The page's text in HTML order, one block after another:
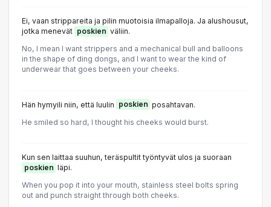
Ei, vaan strippareita ja pilin muotoisia ilmapalloja. Ja alushousut,
jotka menevät poskien väliin.
No, I mean I want strippers and a mechanical bull and balloons
in the shape of ding dongs, and I want to wear the kind of
underwear that goes between your cheeks.
Hän hymyili niin, että luulin poskien posahtavan.
He smiled so hard, I thought his cheeks would burst.
Kun sen laittaa suuhun, teräspultit työntyvät ulos ja suoraan
poskien läpi.
When you pop it into your mouth, stainless steel bolts spring
out and punch straight through both cheeks.